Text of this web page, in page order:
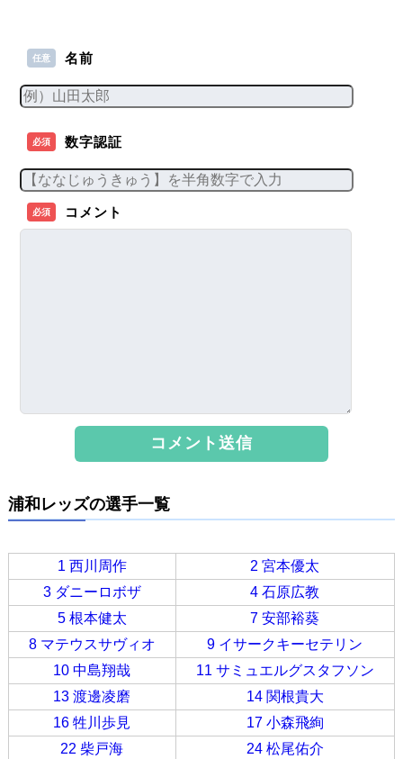
任意 名前
必須 数字認証
必須 コメント
浦和レッズの選手一覧
1 西川周作
2 宮本優太
3 ダニーロボザ
4 石原広教
5 根本健太
7 安部裕葵
8 マテウスサヴィオ
9 イサークキーセテリン
10 中島翔哉
11 サミュエルグスタフソン
13 渡邊凌磨
14 関根貴大
16 牲川歩見
17 小森飛絢
22 柴戸海
24 松尾佑介